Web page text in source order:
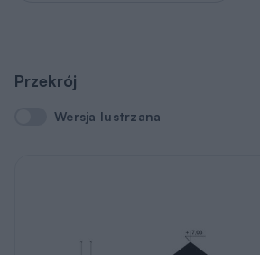
Przekrój
Wersja lustrzana
Wersja lustrzana